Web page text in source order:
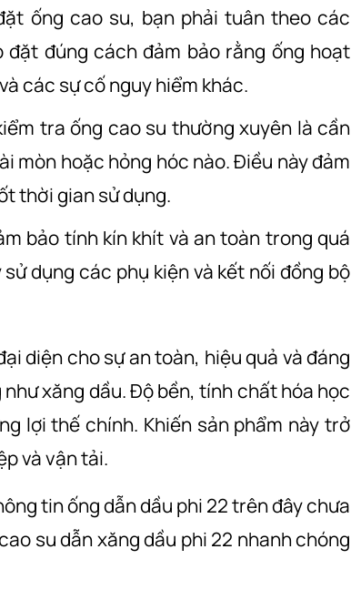
ống cao su, bạn phải tuân theo các
đúng cách đảm bảo rằng ống hoạt
các sự cố nguy hiểm khác.
tra ống cao su thường xuyên là cần
mòn hoặc hỏng hóc nào. Điều này đảm
thời gian sử dụng.
bảo tính kín khít và an toàn trong quá
dụng các phụ kiện và kết nối đồng bộ
diện cho sự an toàn, hiệu quả và đáng
xăng dầu. Độ bền, tính chất hóa học
lợi thế chính. Khiến sản phẩm này trở
và vận tải.
tin ống dẫn dầu phi 22 trên đây chưa
su dẫn xăng dầu phi 22 nhanh chóng